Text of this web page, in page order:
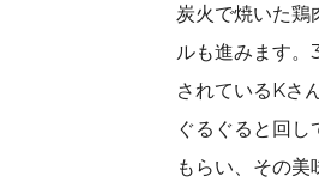
炭火で焼いた鶏
ルも進みます。
されているKさ
ぐるぐると回
もらい、その美